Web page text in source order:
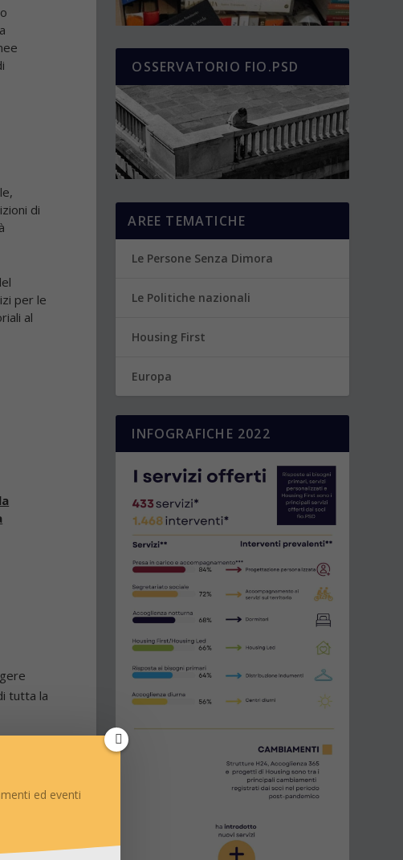
di
per le
al
tutta la
terzo
di
OSSERVATORIO FIO.PSD
AREE TEMATICHE
Le Persone Senza Dimora
Le Politiche nazionali
Housing First
Europa
INFOGRAFICHE 2022
ed eventi